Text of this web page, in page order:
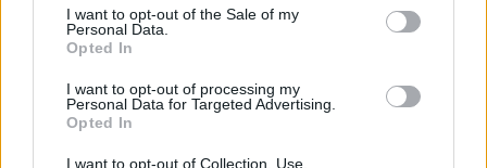
I want to opt-out of the Sale of my
Personal Data.
Opted In
I want to opt-out of processing my
Personal Data for Targeted Advertising.
Opted In
I want to opt-out of Collection, Use,
αντέτεινε ότι υπάρχει το παράδειγμα του ΣΥΡΙΖΑ
«από τον ενιαίο τότε Συνασπισμό που μετά έγινε
Αριστεράς, εξωκοινοβουλευτικής κτλ., είχαμε ένα
πολύ καλό αποτέλεσμα, δύσκολη βέβαια